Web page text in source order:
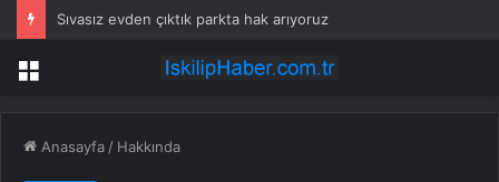
Sıvasız evden çıktık parkta hak arıyoruz
Menü
Anasayfa / Hakkında